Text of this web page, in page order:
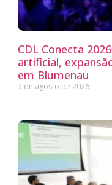
CDL Conecta
artificial,
em Blumenau
7 de agosto de 2026